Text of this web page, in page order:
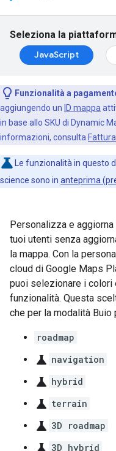
Seleziona la
JavaScript
Funzionalità a
aggiungendo un ID mappa
in base allo SKU di Dynamic
informazioni, consulta
Le funzionalità in questo
science sono in anteprima
Personalizza e
tuoi utenti senza
la mappa. Con la
cloud di Google Maps
puoi selezionare i
funzionalità. Questa
che per la modalità
roadmap
science navigation
science hybrid
science terrain
science 3D roadmap
science 3D hybrid